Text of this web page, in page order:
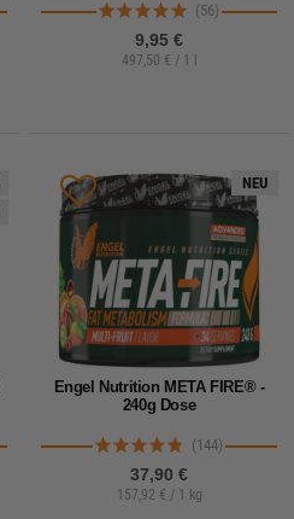
(56)
9,95 €
497,50 € / 1 l
NEU
Engel Nutrition META FIRE® -
240g Dose
(144)
37,90 €
157,92 € / 1 kg